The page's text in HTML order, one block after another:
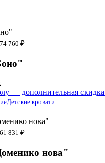
74 760 ₽
Детские кровати
61 831 ₽
нова"